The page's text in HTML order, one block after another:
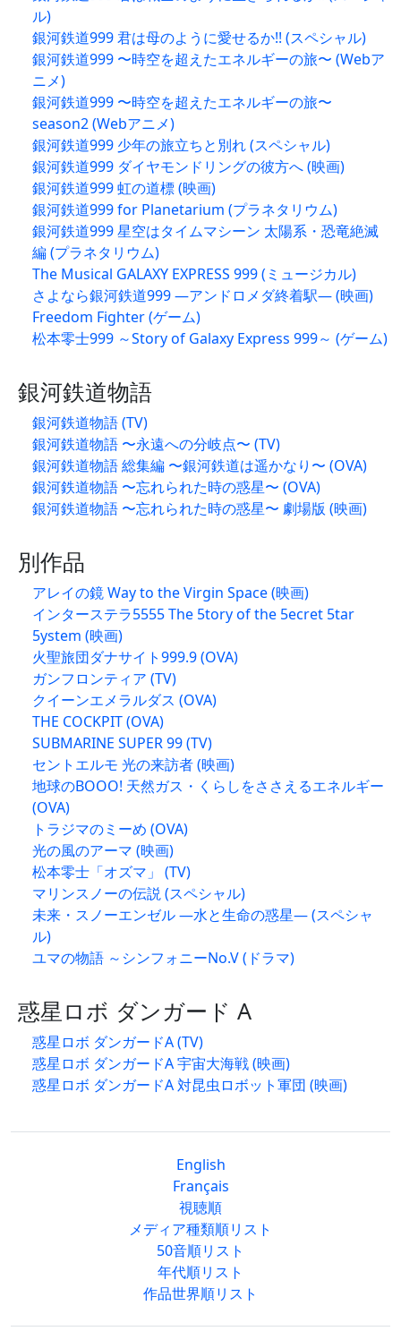
ル)
銀河鉄道999 君は母のように愛せるか!! (スペシャル)
銀河鉄道999 〜時空を超えたエネルギーの旅〜 (Webア
ニメ)
銀河鉄道999 〜時空を超えたエネルギーの旅〜
season2 (Webアニメ)
銀河鉄道999 少年の旅立ちと別れ (スペシャル)
銀河鉄道999 ダイヤモンドリングの彼方へ (映画)
銀河鉄道999 虹の道標 (映画)
銀河鉄道999 for Planetarium (プラネタリウム)
銀河鉄道999 星空はタイムマシーン 太陽系・恐竜絶滅
編 (プラネタリウム)
The Musical GALAXY EXPRESS 999 (ミュージカル)
さよなら銀河鉄道999 —アンドロメダ終着駅— (映画)
Freedom Fighter (ゲーム)
松本零士999 ～Story of Galaxy Express 999～ (ゲーム)
銀河鉄道物語
銀河鉄道物語 (TV)
銀河鉄道物語 〜永遠への分岐点〜 (TV)
銀河鉄道物語 総集編 〜銀河鉄道は遥かなり〜 (OVA)
銀河鉄道物語 〜忘れられた時の惑星〜 (OVA)
銀河鉄道物語 〜忘れられた時の惑星〜 劇場版 (映画)
別作品
アレイの鏡 Way to the Virgin Space (映画)
インターステラ5555 The 5tory of the 5ecret 5tar
5ystem (映画)
火聖旅団ダナサイト999.9 (OVA)
ガンフロンティア (TV)
クイーンエメラルダス (OVA)
THE COCKPIT (OVA)
SUBMARINE SUPER 99 (TV)
セントエルモ 光の来訪者 (映画)
地球のBOOO! 天然ガス・くらしをささえるエネルギー
(OVA)
トラジマのミーめ (OVA)
光の風のアーマ (映画)
松本零士「オズマ」 (TV)
マリンスノーの伝説 (スペシャル)
未来・スノーエンゼル —水と生命の惑星— (スペシャ
ル)
ユマの物語 ～シンフォニーNo.V (ドラマ)
惑星ロボ ダンガード A
惑星ロボ ダンガードA (TV)
惑星ロボ ダンガードA 宇宙大海戦 (映画)
惑星ロボ ダンガードA 対昆虫ロボット軍団 (映画)
English
Français
視聴順
メディア種類順リスト
50音順リスト
年代順リスト
作品世界順リスト